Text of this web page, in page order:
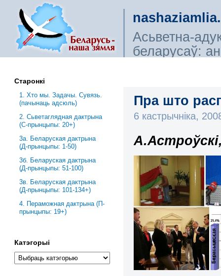
Асьветна-
беларусаў:
Пра што
6 кастрычніка,
Старонкі
1. Хто мы. Задачы. Сувязь.
(пачынаць адсюль)
2. Сьветаглядная дактрына
(С-прынцыпы: 20+)
3a. Беларуская дактрына
(Д-прынцыпы: 1-50)
3б. Беларуская дактрына
(Д-прынцыпы: 51-100)
3в. Беларуская дактрына
(Д-прынцыпы: 101-134+)
4. Пераможная дактрына (П-
прынцыпы: 19+)
Катэгорыі